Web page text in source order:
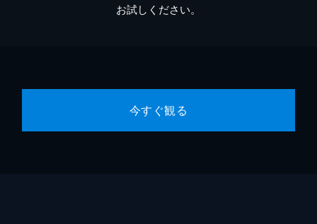
お試しください。
今すぐ観る